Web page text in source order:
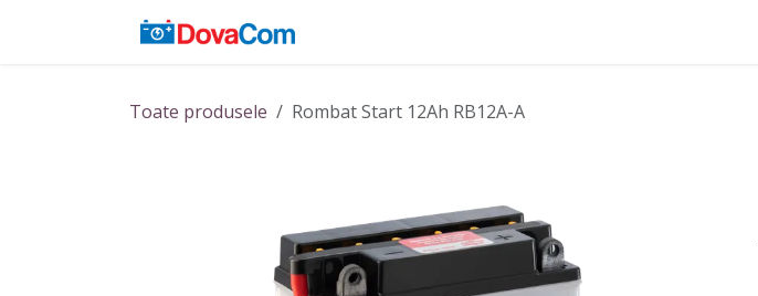
Toate produsele Rombat Start 12Ah RB12A-A